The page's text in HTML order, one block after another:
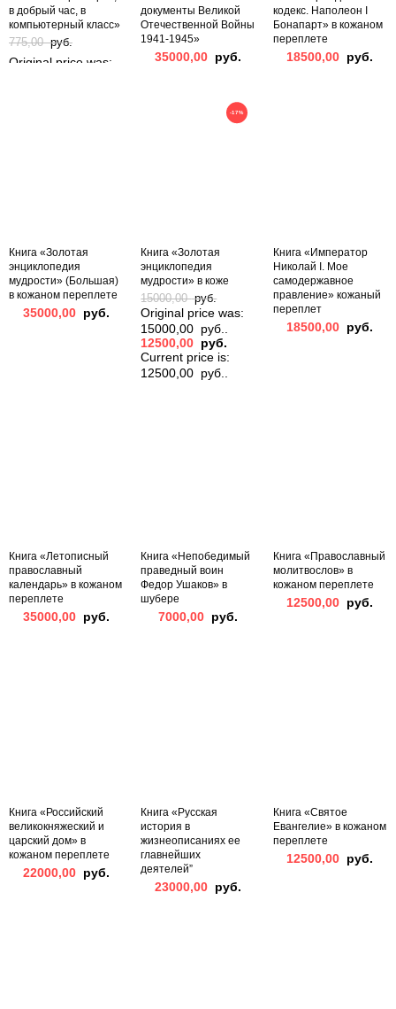
в добрый час, в
компьютерный класс»
775,00руб.
Original price was:
документы Великой
Отечественной Войны
1941-1945»
35000,00 руб.
кодекс. Наполеон I
Бонапарт» в кожаном
переплете
18500,00 руб.
Книга «Золотая
энциклопедия
мудрости» (Большая)
в кожаном переплете
35000,00 руб.
-17%
Книга «Золотая
энциклопедия
мудрости» в коже
15000,00руб.
Original price was:
15000,00 руб..
12500,00 руб.
Current price is:
12500,00 руб..
Книга «Император
Николай I. Мое
самодержавное
правление» кожаный
переплет
18500,00 руб.
Книга «Летописный
православный
календарь» в кожаном
переплете
35000,00 руб.
Книга «Непобедимый
праведный воин
Федор Ушаков» в
шубере
7000,00 руб.
Книга «Православный
молитвослов» в
кожаном переплете
12500,00 руб.
Книга «Российский
великокняжеский и
царский дом» в
кожаном переплете
22000,00 руб.
Книга «Русская
история в
жизнеописаниях ее
главнейших
деятелей”
23000,00 руб.
Книга «Святое
Евангелие» в кожаном
переплете
12500,00 руб.